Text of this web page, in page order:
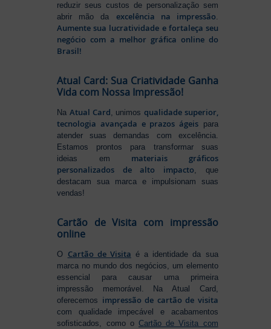
reduzir seus custos de personalização sem
abrir mão da excelência na impressão.
Aumente sua lucratividade e fortaleça seu
negócio com a melhor gráfica online do
Brasil!
Atual Card: Sua Criatividade Ganha
Vida com Nossa Impressão!
Na Atual Card , unimos qualidade superior,
tecnologia avançada e prazos ágeispara
atender suas demandas com excelência.
Estamos prontos para transformar suas
ideias em materiais gráficos
personalizados de alto impacto , que
destacam sua marca e impulsionam suas
vendas!
Cartão de Visita com impressão
online
O Cartão de Visita é a identidade da sua
marca no mundo dos negócios, um elemento
essencial para causar uma primeira
impressão memorável. Na Atual Card,
oferecemos impressão de cartão de visita
com qualidade impecável e acabamentos
sofisticados, como o Cartão de Visita com